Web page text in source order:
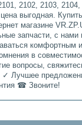
2102, 2103, 2104,
выгодная.
магазине
запчасти, с
комфортным
в
вопросы,
✓ Лучшее
☎ Звоните!